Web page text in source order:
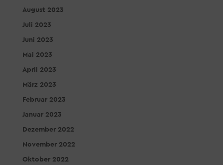
August 2023
Juli 2023
Juni 2023
Mai 2023
April 2023
März 2023
Februar 2023
Januar 2023
Dezember 2022
November 2022
Oktober 2022